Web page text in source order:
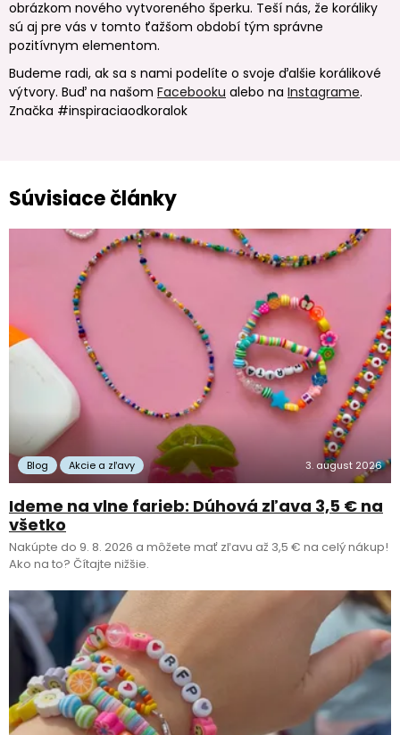
obrázkom nového vytvoreného šperku. Teší nás, že koráliky
sú aj pre vás v tomto ťažšom období tým správne
pozitívnym elementom.
Budeme radi, ak sa s nami podelíte o svoje ďalšie korálikové
výtvory. Buď na našom Facebooku alebo na Instagrame.
Značka #inspiraciaodkoralok
Súvisiace články
Blog Akcie a zľavy 3. august 2026
Ideme na vlne farieb: Dúhová zľava 3,5 € na
všetko
Nakúpte do 9. 8. 2026 a môžete mať zľavu až 3,5 € na celý nákup!
Ako na to? Čítajte nižšie.